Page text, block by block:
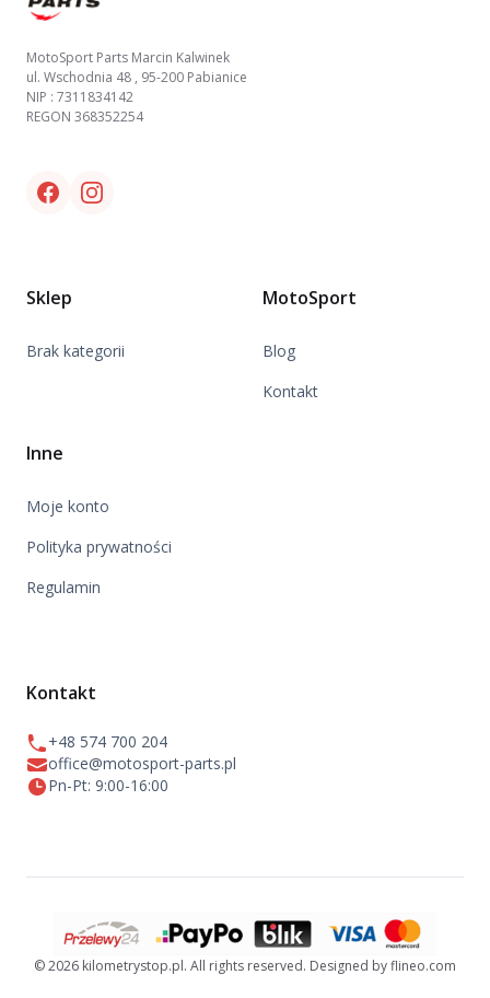
MotoSport Parts Marcin Kalwinek
ul. Wschodnia 48 , 95-200 Pabianice
NIP : 7311834142
REGON 368352254
Facebook link
Instagram link
Sklep
Brak kategorii
MotoSport
Blog
Kontakt
Inne
Moje konto
Polityka prywatności
Regulamin
Kontakt
+48 574 700 204
office@motosport-parts.pl
Pn-Pt: 9:00-16:00
© 2026 kilometrystop.pl. All rights reserved. Designed by flineo.com